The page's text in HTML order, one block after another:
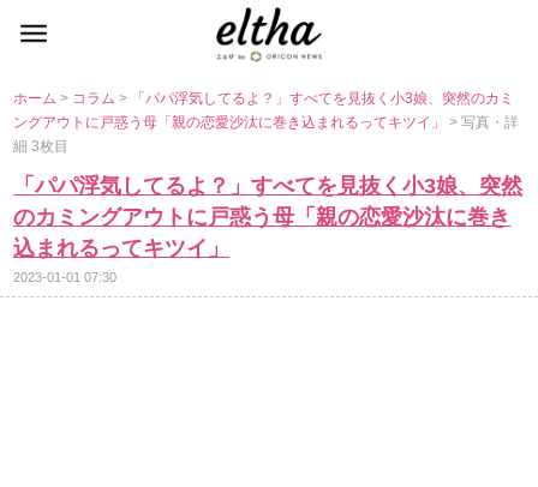
ホーム> コラム>
「パパ浮気してるよ？」すべてを見抜く小3娘、突然のカミ
ングアウトに戸惑う母「親の恋愛沙汰に巻き込まれるってキツイ」> 写真・詳
細 3枚目
「パパ浮気してるよ？」すべてを見抜く小3娘、突然
のカミングアウトに戸惑う母「親の恋愛沙汰に巻き
込まれるってキツイ」
2023-01-01 07:30